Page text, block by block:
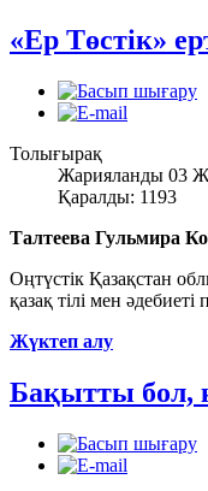
«Ер Төстік»
Толығырақ
Жарияланды 03
Қаралды: 1193
Талтеева Гульмира
Оңтүстік Қазақстан
қазақ тілі мен әдебиеті
Жүктеп алу
Бақытты бол,